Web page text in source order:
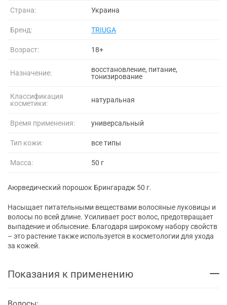
Страна: Украина
Бренд: TRIUGA
Возраст: 18+
Назначение:
восстановление, питание,
тонизирование
Классификация
косметики:
натуральная
Время применения: универсальный
Тип кожи: все типы
Масса: 50 г
Аюрведический порошок Брингарадж 50 г.
Насыщает питательными веществами волосяные луковицы и
волосы по всей длине. Усиливает рост волос, предотвращает
выпадение и облысение. Благодаря широкому набору свойств
– это растение также используется в косметологии для ухода
за кожей.
Показания к применению